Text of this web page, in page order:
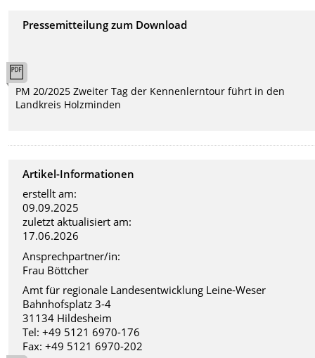
Pressemitteilung zum Download
PM 20/2025 Zweiter Tag der Kennenlerntour führt in den
Landkreis Holzminden
Artikel-Informationen
erstellt am:
09.09.2025
zuletzt aktualisiert am:
17.06.2026
Ansprechpartner/in:
Frau Böttcher
Amt für regionale Landesentwicklung Leine-Weser
Bahnhofsplatz 3-4
31134 Hildesheim
Tel: +49 5121 6970-176
Fax: +49 5121 6970-202